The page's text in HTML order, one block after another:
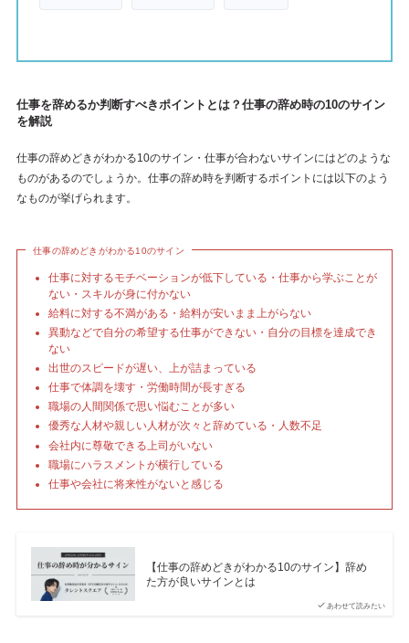
仕事を辞めるか判断すべきポイントとは？仕事の辞め時の10のサイン
を解説
仕事の辞めどきがわかる10のサイン・仕事が合わないサインにはどのような
ものがあるのでしょうか。仕事の辞め時を判断するポイントには以下のよう
なものが挙げられます。
仕事の辞めどきがわかる10のサイン
仕事に対するモチベーションが低下している・仕事から学ぶことが
ない・スキルが身に付かない
給料に対する不満がある・給料が安いまま上がらない
異動などで自分の希望する仕事ができない・自分の目標を達成でき
ない
出世のスピードが遅い、上が詰まっている
仕事で体調を壊す・労働時間が長すぎる
職場の人間関係で思い悩むことが多い
優秀な人材や親しい人材が次々と辞めている・人数不足
会社内に尊敬できる上司がいない
職場にハラスメントが横行している
仕事や会社に将来性がないと感じる
あわせて読みたい
【仕事の辞めどきがわかる10のサイン】辞め
た方が良いサインとは